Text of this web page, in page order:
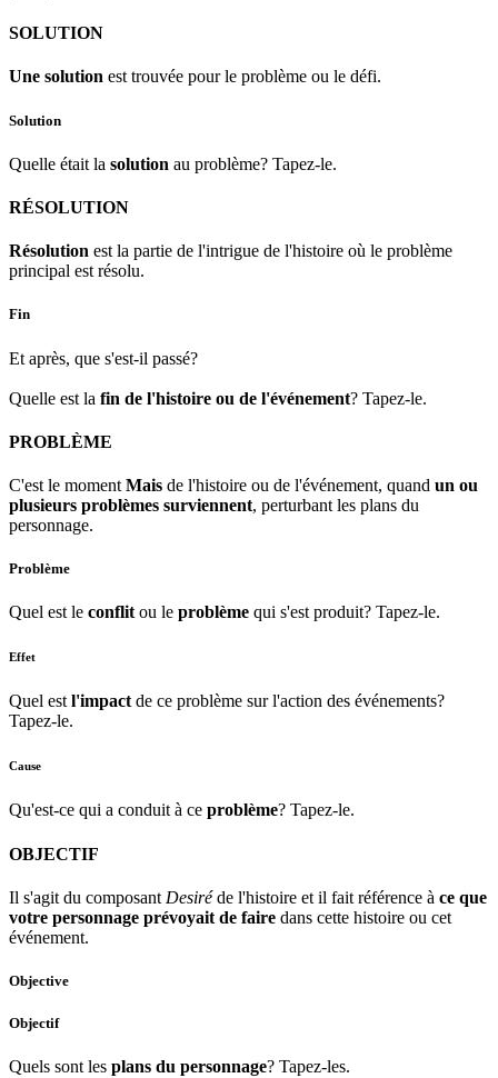
SOLUTION
Une solution est trouvée pour le problème ou le défi.
Solution
Quelle était la solution au problème? Tapez-le.
RÉSOLUTION
Résolution est la partie de l'intrigue de l'histoire où le problème
principal est résolu.
Fin
Et après, que s'est-il passé?
Quelle est la fin de l'histoire ou de l'événement? Tapez-le.
PROBLÈME
C'est le moment Mais de l'histoire ou de l'événement, quand un ou
plusieurs problèmes surviennent, perturbant les plans du
personnage.
Problème
Quel est le conflitou le problème qui s'est produit? Tapez-le.
Effet
Quel estl'impactde ce problème sur l'action des événements?
Tapez-le.
Cause
Qu'est-ce qui a conduit à ce problème? Tapez-le.
OBJECTIF
Il s'agit du composant Desiréde l'histoire et il fait référence à ce que
votre personnage prévoyait de faire dans cette histoire ou cet
événement.
Objective
Objectif
Quels sont les plans du personnage? Tapez-les.